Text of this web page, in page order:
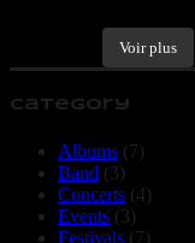
Voir plus
Category
Albums (7)
Band (3)
Concerts (4)
Events (3)
Festivals (7)